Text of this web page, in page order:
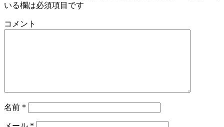
いる欄は必須項目です
コメント
名前 *